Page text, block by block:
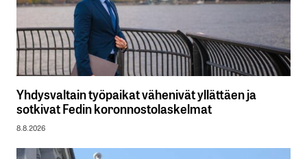
Yhdysvaltain työpaikat vähenivät yllättäen ja
sotkivat Fedin koronnostolaskelmat
8.8.2026